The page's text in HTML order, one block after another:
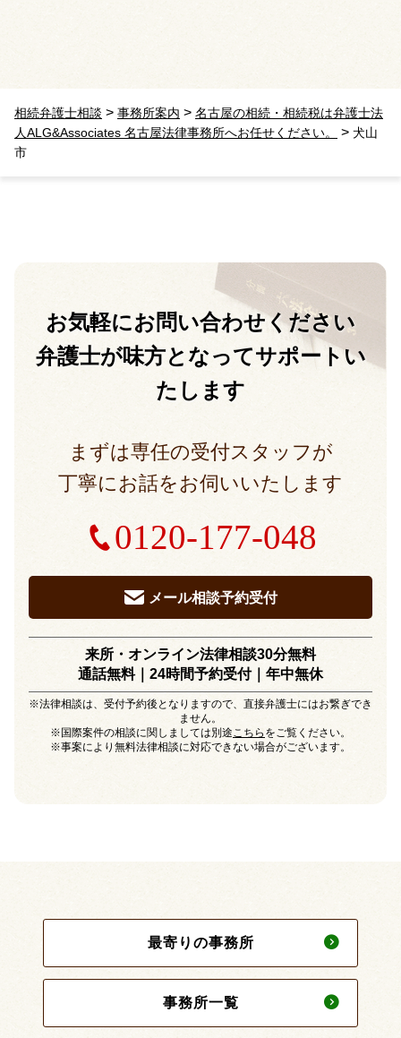
相続弁護士相談 > 事務所案内 > 名古屋の相続・相続税は弁護士法
人ALG&Associates 名古屋法律事務所へお任せください。
> 犬山
市
お気軽にお問い合わせください
弁護士が味方となってサポートい
たします
まずは専任の受付スタッフが
丁寧にお話をお伺いいたします
0120-177-048
メール相談予約受付
来所・オンライン法律相談30分無料
通話無料｜24時間予約受付｜年中無休
※法律相談は、受付予約後となりますので、直接弁護士にはお繋ぎでき
ません。
※国際案件の相談に関しましては別途こちら をご覧ください。
※事案により無料法律相談に対応できない場合がございます。
最寄りの事務所
事務所一覧